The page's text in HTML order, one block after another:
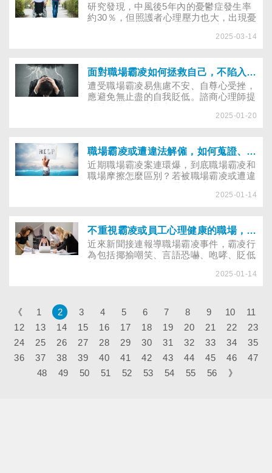
研究發現，中風後5年內的憂鬱症發生率
約30％，但照護者心理壓力也大，出現憂
濟支柱中風失能，全家人該如何調適面
2025-03-14
面對職場霸凌如何拯救自己，不陷入黑暗
遭受職場霸凌易焦慮不安、自尊心受挫，
應避免無止盡的自我貶低。諮商心理師提
緒，若心理困擾持續約一個月，影響工
2025-01-20
職場霸凌或遭違法解僱，如何蒐證、申訴及救濟
近期職場霸凌案連環爆，到底職場霸凌和
職場摩擦怎麼區別？若被職場霸凌或遭違
濟？蒐集證據要注意什麼？專訪律師來解
2025-01-14
不重視霸凌或員工心理健康的職場，憂鬱風險增3倍
近來新聞接連報導職場霸凌事件，霸凌行
為包括揶揄嘲笑、言語恐嚇、咆哮、貶低
焦慮、自責、失眠、易有負面情緒，進而
作，罹患憂鬱症的風險增3倍。
2025-01-14
《 1 2 3 4 5 6 7 8 9 10
11
12
13 14 15 16 17 18 19 20 21 22
23
24
25 26 27 28 29 30 31 32 33 34
35
36
37 38 39 40 41 42 43 44 45 46
47
48
49 50 51 52 53 54 55 56 》